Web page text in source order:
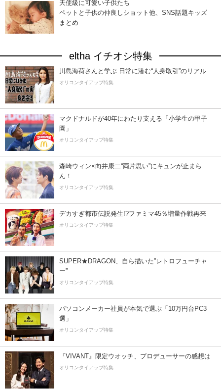
天使級に可愛い子供たち
ペットと子供の仲良しショット他、SNS話題キッズ
まとめ
eltha イチオシ特集
川島海荷さんと学ぶ 日常に潜む“人身取引”のリアル
オリコンタイアップ特集
マクドナルドが40年にわたり支える「小学生の甲子
園」
オリコンタイアップ特集
森崎ウィン×向井康二“両片思い”にキュンが止まら
ん！
オリコンタイアップ特集
デカすぎ都市伝説発生!?ファミマ45％増量作戦再来
オリコンタイアップ特集
SUPER★DRAGON、自ら描いた”レトロフューチャ
ー”
オリコンタイアップ特集
パソコンメーカー社員が本気で選ぶ「10万円台PC3
選」
オリコンタイアップ特集
『VIVANT』限定ウオッチ、プロデューサーの感想は
オリコンタイアップ特集